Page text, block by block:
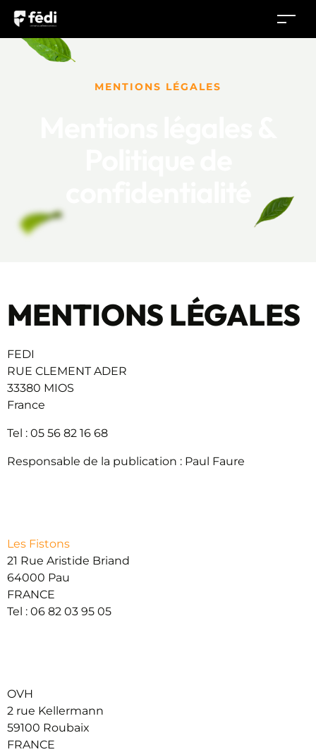
MENTIONS LÉGALES
MENTIONS LÉGALES
FEDI
RUE CLEMENT ADER
33380 MIOS
France
Tel : 05 56 82 16 68
Responsable de la publication : Paul Faure
Les Fistons
21 Rue Aristide Briand
64000 Pau
FRANCE
Tel : 06 82 03 95 05
OVH
2 rue Kellermann
59100 Roubaix
FRANCE